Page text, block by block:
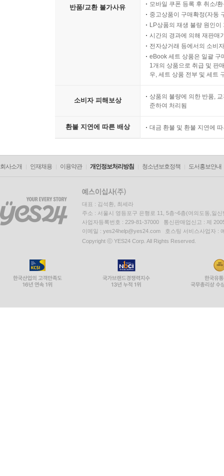
반품/교환 불가사유
모바일 쿠폰 등록 후 취소/
중고상품이 구매확정(자동
LP상품의 재생 불량 원인
시간의 경과에 의해 재판매
전자상거래 등에서의 소비
eBook 세트 상품은 일괄 구
1개의 상품으로 취급 및 판
우, 세트 상품 전부 및 세트
소비자 피해보상
상품의 불량에 의한 반품,
준하여 처리됨
환불 지연에 따른 배상 대금 환불 및 환불 지연에
회사소개 인재채용 이용약관 개인정보처리방침 청소년보호정책 도서홍보안내
대표 : 김석환, 최세라
주소 : 서울시 영등포구 은행로 11, 5층~6층(여의도동,일신
사업자등록번호 : 229-81-37000 통신판매업신고 : 제
이메일 : yes24help@yes24.com 호스팅 서비스사업자 :
Copyright ⓒ YES24 Corp. All Rights Reserved.